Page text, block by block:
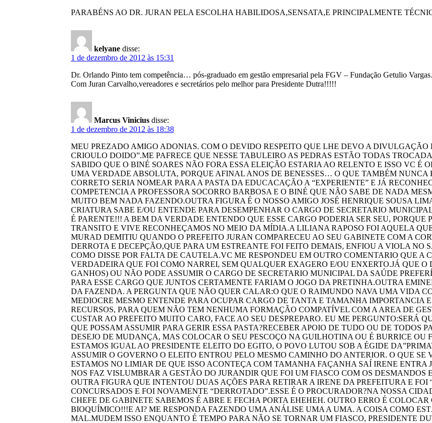
PARABÉNS AO DR. JURAN PELA ESCOLHA HABILIDOSA,SENSATA,E PRINCIPALMENTE
kelyane disse:
1 de dezembro de 2012 às 15:31
Dr. Orlando Pinto tem competência… pós-graduado em gestão empresarial pela FGV – Fundação Getulio
Com Juran Carvalho,vereadores e secretários pelo melhor para Presidente Dutra!!!!!
Marcus Vinicius disse:
1 de dezembro de 2012 às 18:38
MEU PREZADO AMIGO ADONIAS. COM O DEVIDO RESPEITO QUE LHE DEVO A DIVULGAÇÃO
CRIOULO DOIDO”.ME PAFRECE QUE NESSE TABULEIRO AS PEDRAS ESTÃO TODAS
SABIDO QUE O BINÉ SOARES NÃO FORA ESSA ELEIÇÃO ESTARIA AO RELENTO E ISSO VC É
UMA VERDADE ABSOLUTA, PORQUE AFINAL ANOS DE BENESSES… O QUE TAMBÉM
CORRETO SERIA NOMEAR PARA A PASTA DA EDUCACAÇÃO A “EXPERIENTE” E JÁ
COMPETENCIA A PROFESSORA SOCORRO BARBOSA E O BINÉ QUE NÃO SABE DE NADA
MUITO BEM NADA FAZENDO.OUTRA FIGURA É O NOSSO AMIGO JOSÉ HENRIQUE SOUSA
CRIATURA SABE E/OU ENTENDE PARA DESEMPENHAR O CARGO DE SECRETARIO
É PARENTE!!! A BEM DA VERDADE ENTENDO QUE ESSE CARGO PODERIA SER SEU,
TRANSITO E VIVE RECONHEÇAMOS NO MEIO DA MÍDIA.A LILIANA RAPOSO FOI AQUELA
MURAD DEMITIU QUANDO O PREFEITO JURAN COMPARECEU AO SEU GABINETE COM A
DERROTA E DECEPÇÃO,QUE PARA UM ESTREANTE FOI FEITO DEMAIS, ENFIOU A VIOLA
COMO DISSE POR FALTA DE CAUTELA.VC ME RESPONDEU EM OUTRO COMENTARIO QUE A
VERDADEIRA QUE FOI COMO NARREI, SEM QUALQUER EXAGERO E/OU ENXERTO.JÁ QUE
GANHOS) OU NÃO PODE ASSUMIR O CARGO DE SECRETARIO MUNICIPAL DA SAÚDE
PARA ESSE CARGO QUE JUNTOS CERTAMENTE FARIAM O JOGO DA PRETINHA.OUTRA
DA FAZENDA. A PERGUNTA QUE NÃO QUER CALAR:O QUE O RAIMUNDO NAVA UMA VIDA
MEDIOCRE MESMO ENTENDE PARA OCUPAR CARGO DE TANTA E TAMANHA IMPORTANCIA
RECURSOS, PARA QUEM NÃO TEM NENHUMA FORMAÇÃO COMPATÍVEL COM A AREA DE
CUSTAR AO PREFEITO MUITO CARO, FACE AO SEU DESPREPARO. EU ME PERGUNTO:SERÁ
QUE POSSAM ASSUMIR PARA GERIR ESSA PASTA?RECEBER APOIO DE TUDO OU DE
DESEJO DE MUDANÇA, MAS COLOCAR O SEU PESCOÇO NA GUILHOTINA OU É BURRICE
ESTAMOS IGUAL AO PRESIDENTE ELEITO DO EGITO, O POVO LUTOU SOB A ÉGIDE
ASSUMIR O GOVERNO O ELEITO ENTROU PELO MESMO CAMINHO DO ANTERIOR. O QUE SE
ESTAMOS NO LIMIAR DE QUE ISSO ACONTEÇA COM TAMANHA FAÇANHA SAÍ IRENE
NOS FAZ VISLUMBRAR A GESTÃO DO JURANDIR QUE FOI UM FIASCO COM OS
OUTRA FIGURA QUE INTENTOU DUAS AÇÕES PARA RETIRAR A IRENE DA PREFEITURA E
CONCURSADOS E FOI NOVAMENTE “DERROTADO”.ESSE É O PROCURADOR?NA NOSSA
CHEFE DE GABINETE SABEMOS É ABRE E FECHA PORTA EHEHEH. OUTRO ERRO É
BIOQUÍMICO!!!E AI? ME RESPONDA FAZENDO UMA ANÁLISE UMA A UMA. A COISA COMO
MAL.MUDEM ISSO ENQUANTO É TEMPO PARA NÃO SE TORNAR UM FIASCO, PRESIDENTE